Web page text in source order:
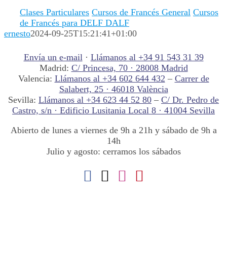
Clases Particulares Cursos de Francés General Cursos
de Francés para DELF DALF
ernesto2024-09-25T15:21:41+01:00
Envía un e-mail· Llámanos al +34 91 543 31 39
Madrid: C/ Princesa, 70 · 28008 Madrid
Valencia: Llámanos al +34 602 644 432 – Carrer de
Salabert, 25 · 46018 València
Sevilla: Llámanos al +34 623 44 52 80 – C/ Dr. Pedro de
Castro, s/n · Edificio Lusitania Local 8 · 41004 Sevilla
Abierto de lunes a viernes de 9h a 21h y sábado de 9h a
14h
Julio y agosto: cerramos los sábados